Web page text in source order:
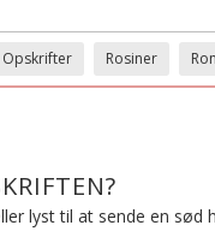
Opskrifter Rosiner
lyst til at sende en